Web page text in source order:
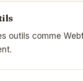
outils comme